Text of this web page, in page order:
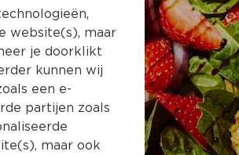
Boodschappenlijstjes
website(s), maar
je doorklikt
kunnen wij
een e-
partijen zoals
maar ook